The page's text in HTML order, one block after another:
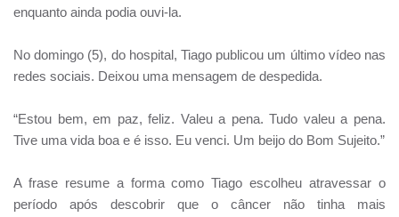
enquanto ainda podia ouvi-la.
No domingo (5), do hospital, Tiago publicou um último vídeo nas
redes sociais. Deixou uma mensagem de despedida.
“Estou bem, em paz, feliz. Valeu a pena. Tudo valeu a pena.
Tive uma vida boa e é isso. Eu venci. Um beijo do Bom Sujeito.”
A frase resume a forma como Tiago escolheu atravessar o
período após descobrir que o câncer não tinha mais